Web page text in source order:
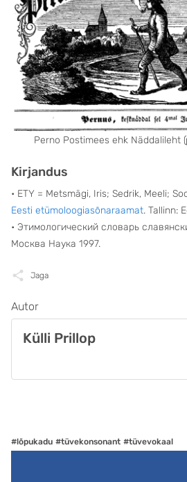
Perno Postimees ehk Näddalileht
Kirjandus
• ETY = Metsmägi, Iris; Sedrik, Meeli;
Eesti etümoloogiasõnaraamat. Tallinn:
• Этимологический словарь
Москва Наука 1997.
Jaga
Autor
Külli Prillop
#lõpukadu #tüvekonsonant #tüvevokaal